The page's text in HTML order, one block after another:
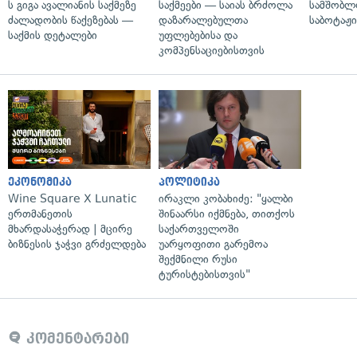
ს გიგა ავალიანის საქმეზე
ძალადობის წაქეზებას —
საქმის დეტალები
საქმეები — საიას ბრძოლა
დაზარალებულთა
უფლებებისა და
კომპენსაციებისთვის
ეკონომიკა
Wine Square X Lunatic
ერთმანეთის
მხარდასაჭერად | მცირე
ბიზნესის ჯაჭვი გრძელდება
პოლიტიკა
ირაკლი კობახიძე: "ყალბი
შინაარსი იქმნება, თითქოს
საქართველოში
უარყოფითი გარემოა
შექმნილი რუსი
ტურისტებისთვის"
კომენტარები